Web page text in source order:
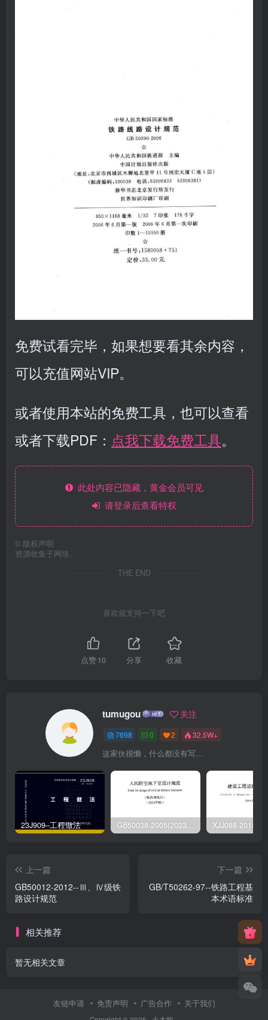
免费试看完毕，如果想要看其余内容，
可以充值网站VIP。
或者使用本站的免费工具，也可以查看
或者下载PDF： 点我下载免费工具。
此处内容已隐藏，黄金会员可见
请登录后查看特权
© 版权声明
资源收集于网络。
THE END
喜欢就支持一下吧
点赞10 分享 收藏
tumugou 关注
7698 0 2 32.5W+
这家伙很懒，什么都没有写...
23J909–工程做法 GB50038-2005(2023版)–人民防空地下室设计规范
上一篇
GB50012-2012--Ⅲ、Ⅳ级铁
路设计规范
下一篇
GB/T50262-97--铁路工程基
本术语标准
相关推荐
暂无相关文章
友链申请 免责声明 广告合作 关于我们